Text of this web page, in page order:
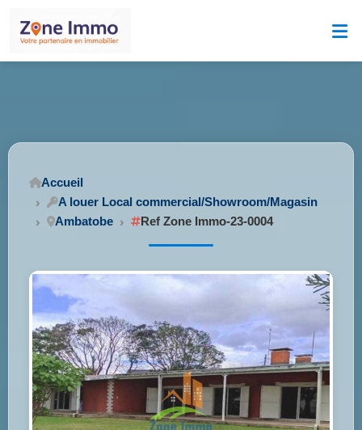
Accueil
A louer Local commercial/Showroom/Magasin
Ambatobe
Ref Zone Immo-23-0004